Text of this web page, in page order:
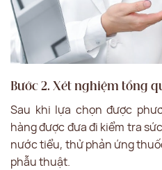
Bước 2. Xét nghiệm tổng
Sau khi lựa chọn được
hàng được đưa đi kiểm tra
nước tiểu, thử phản ứng
phẫu thuật.